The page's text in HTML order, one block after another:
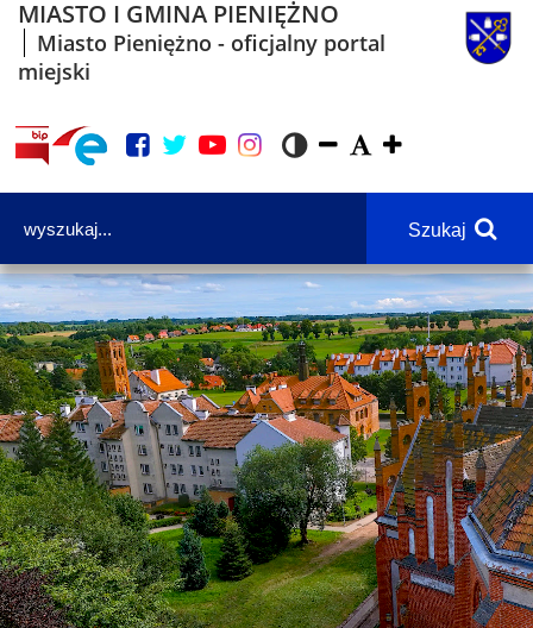
MIASTO I GMINA PIENIĘŻNO
Miasto Pieniężno - oficjalny portal
miejski
Szukaj